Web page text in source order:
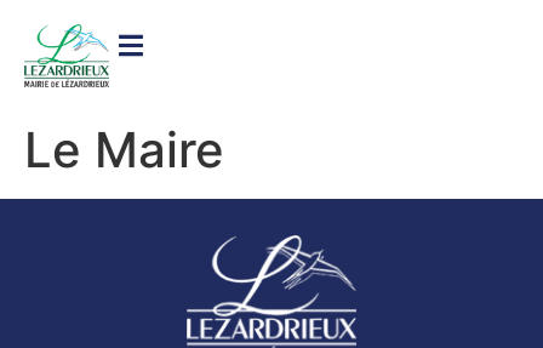
principal
Le Maire